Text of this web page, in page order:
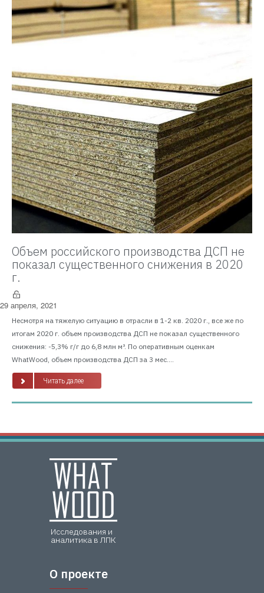
Объем российского производства ДСП не
показал существенного снижения в 2020
г.
29 апреля, 2021
Несмотря на тяжелую ситуацию в отрасли в 1-2 кв. 2020 г., все же по
итогам 2020 г. объем производства ДСП не показал существенного
снижения: -5,3% г/г до 6,8 млн м³. По оперативным оценкам
WhatWood, объем производства ДСП за 3 мес....
Читать далее
Исследования и
аналитика в ЛПК
О проекте
О проекте